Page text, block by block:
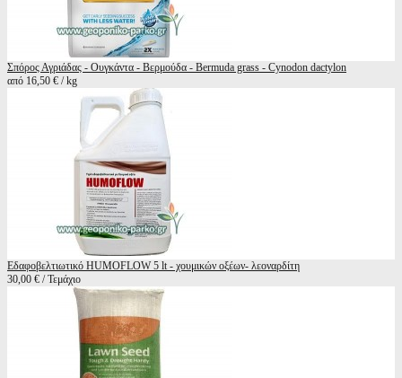
Σπόρος Αγριάδας - Ουγκάντα - Βερμούδα - Bermuda grass - Cynodon dactylon
από 16,50 € / kg
Εδαφοβελτιωτικό HUMOFLOW 5 lt - χουμικών οξέων- λεοναρδίτη
30,00 € / Τεμάχιο